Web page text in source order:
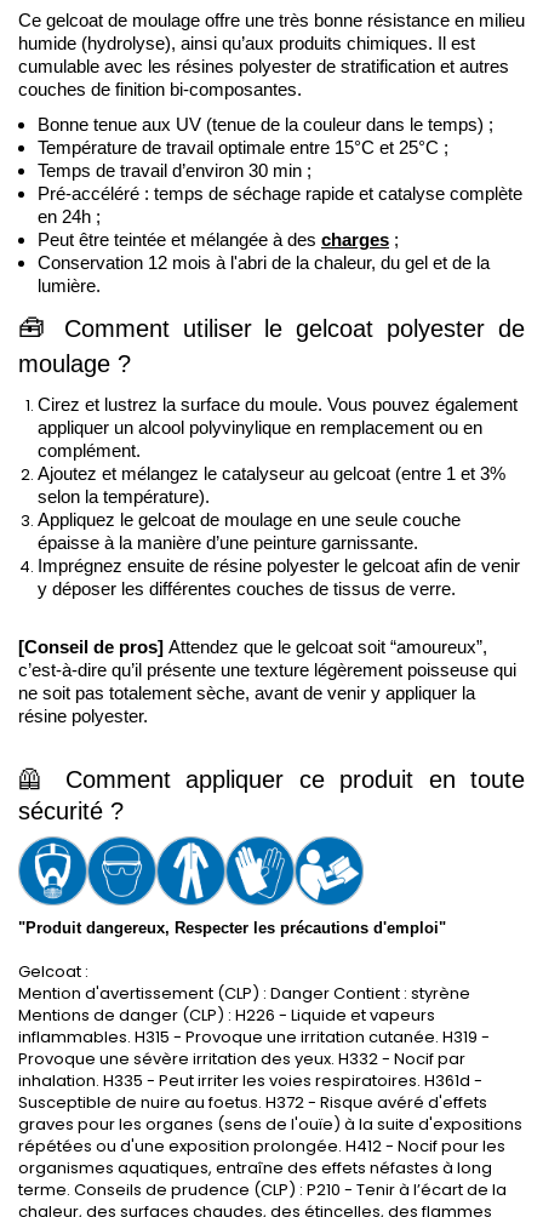
Ce gelcoat de moulage offre une très bonne résistance en milieu
humide (hydrolyse), ainsi qu’aux produits chimiques. Il est
cumulable avec les résines polyester de stratification et autres
couches de finition bi-composantes.
Bonne tenue aux UV (tenue de la couleur dans le temps) ;
Température de travail optimale entre 15°C et 25°C ;
Temps de travail d’environ 30 min ;
Pré-accéléré : temps de séchage rapide et catalyse complète
en 24h ;
Peut être teintée et mélangée à des charges ;
Conservation 12 mois à l'abri de la chaleur, du gel et de la
lumière.
🧰
Comment utiliser le gelcoat polyester de
moulage ?
Cirez et lustrez la surface du moule. Vous pouvez également
appliquer un alcool polyvinylique en remplacement ou en
complément.
Ajoutez et mélangez le catalyseur au gelcoat (entre 1 et 3%
selon la température).
Appliquez le gelcoat de moulage en une seule couche
épaisse à la manière d’une peinture garnissante.
Imprégnez ensuite de résine polyester le gelcoat afin de venir
y déposer les différentes couches de tissus de verre.
[Conseil de pros] Attendez que le gelcoat soit “amoureux”,
c’est-à-dire qu’il présente une texture légèrement poisseuse qui
ne soit pas totalement sèche, avant de venir y appliquer la
résine polyester.
🦺 Comment appliquer ce produit en toute
sécurité ?
"Produit dangereux, Respecter les précautions d'emploi"
Gelcoat :
Mention d'avertissement (CLP) : Danger Contient : styrène
Mentions de danger (CLP) : H226 - Liquide et vapeurs
inflammables. H315 - Provoque une irritation cutanée. H319 -
Provoque une sévère irritation des yeux. H332 - Nocif par
inhalation. H335 - Peut irriter les voies respiratoires. H361d -
Susceptible de nuire au foetus. H372 - Risque avéré d'effets
graves pour les organes (sens de l'ouïe) à la suite d'expositions
répétées ou d'une exposition prolongée. H412 - Nocif pour les
organismes aquatiques, entraîne des effets néfastes à long
terme. Conseils de prudence (CLP) : P210 - Tenir à l’écart de la
chaleur, des surfaces chaudes, des étincelles, des flammes